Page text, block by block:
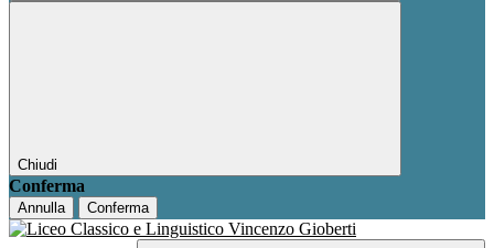
Chiudi
Conferma
Annulla Conferma